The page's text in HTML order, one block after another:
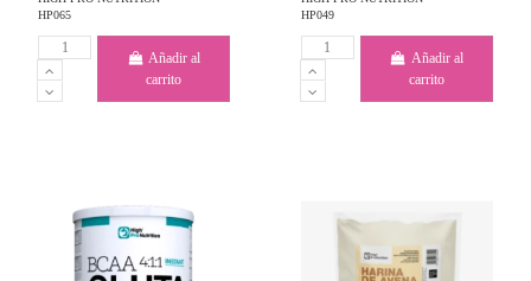
HP065
Añadir al
carrito
HP049
Añadir al
carrito